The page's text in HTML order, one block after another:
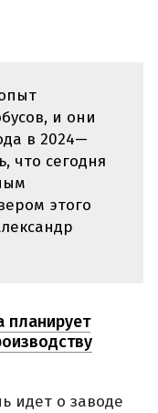
и они
в 2024—
что сегодня
этого
планирует
идет о заводе